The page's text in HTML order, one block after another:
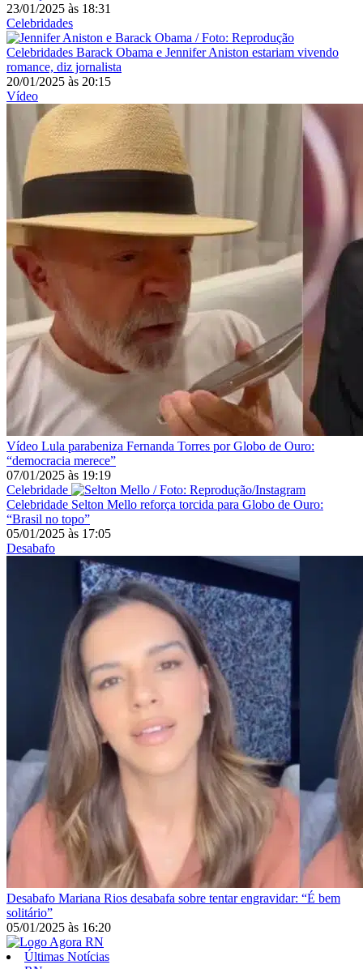
23/01/2025 às 18:31
Celebridades
Celebridades Barack Obama e Jennifer Aniston estariam vivendo
romance, diz jornalista
20/01/2025 às 20:15
Vídeo
Vídeo Lula parabeniza Fernanda Torres por Globo de Ouro:
“democracia merece”
07/01/2025 às 19:19
Celebridade
Celebridade Selton Mello reforça torcida para Globo de Ouro:
“Brasil no topo”
05/01/2025 às 17:05
Desabafo
Desabafo Mariana Rios desabafa sobre tentar engravidar: “É bem
solitário”
05/01/2025 às 16:20
Últimas Notícias